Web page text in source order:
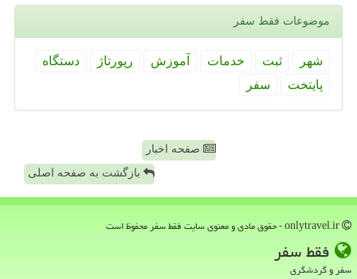
موضوعات فقط سفر
شهر ثبت خدمات آموزش رپورتاژ
دستگاه
پایتخت
سفر
صفحه اخبار
بازگشت به صفحه اصلی
فقط سفر
سفر و گردشگری